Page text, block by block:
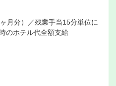
月分）／残業手当15分単位に
のホテル代全額支給